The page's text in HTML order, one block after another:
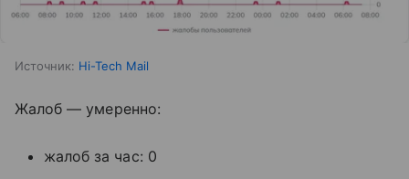
Источник: Hi-Tech Mail
Жалоб — умеренно:
жалоб за час: 0